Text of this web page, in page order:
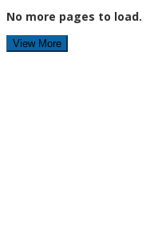
No more pages to load.
View More